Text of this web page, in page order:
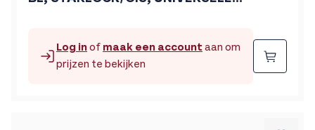
Log inof maak een account aan om
prijzen te bekijken